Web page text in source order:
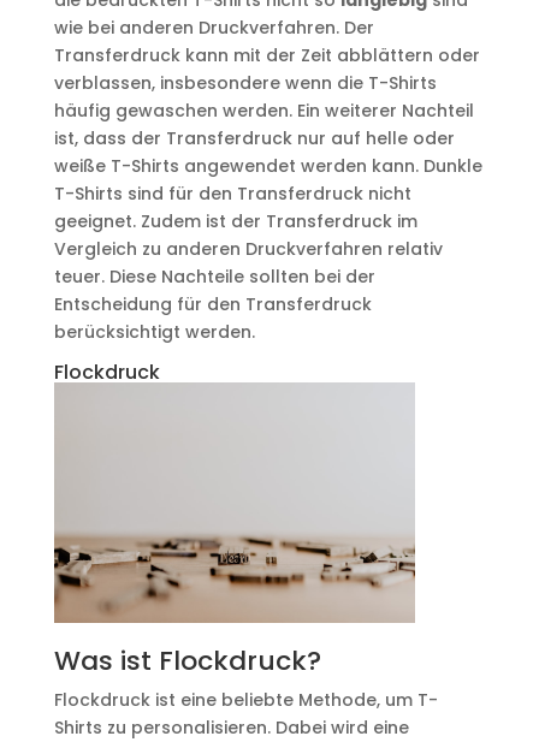
wie bei anderen Druckverfahren. Der
Transferdruck kann mit der Zeit abblättern oder
verblassen, insbesondere wenn die T-Shirts
häufig gewaschen werden. Ein weiterer Nachteil
ist, dass der Transferdruck nur auf helle oder
weiße T-Shirts angewendet werden kann. Dunkle
T-Shirts sind für den Transferdruck nicht
geeignet. Zudem ist der Transferdruck im
Vergleich zu anderen Druckverfahren relativ
teuer. Diese Nachteile sollten bei der
Entscheidung für den Transferdruck
berücksichtigt werden.
Flockdruck
Was ist Flockdruck?
Flockdruck ist eine beliebte Methode, um T-
Shirts zu personalisieren. Dabei wird eine